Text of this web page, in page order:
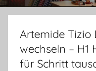
Artemide Tizio
wechseln – H1
für Schritt